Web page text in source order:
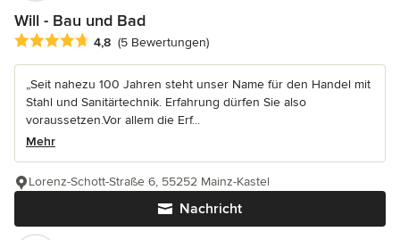
Will - Bau und Bad
Durchschnittliche Bewertung: 4.8 von 5 Sternen
4,8 (5 Bewertungen)
„Seit nahezu 100 Jahren steht unser Name für den Handel mit
Stahl und Sanitärtechnik. Erfahrung dürfen Sie also
voraussetzen.Vor allem die Erf...
Mehr
Nachricht
Lorenz-Schott-Straße 6, 55252 Mainz-Kastel